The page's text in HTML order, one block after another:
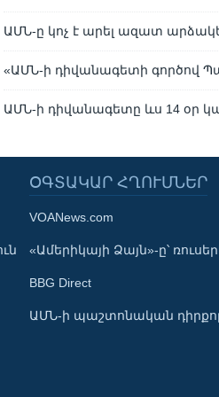
ԱՄՆ-ը կոչ է արել ազատ
«ԱՄՆ-ի դիվանագետի գործով
ԱՄՆ-ի դիվանագետը ևս 14 օր
ՕԳՏԱԿԱՐ ՀՂՈՒՄՆԵՐ
VOANews.com
«Ամերիկայի Ձայն»-ը՝
BBG Direct
ԱՄՆ-ի պաշտոնական